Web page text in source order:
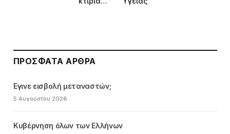
ΠΡΌΣΦΑΤΑ ΆΡΘΡΑ
Εγινε εισβολή μεταναστών;
5 Αυγούστου 2026
Κυβέρνηση όλων των Ελλήνων